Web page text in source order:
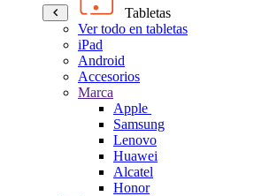
Tabletas
Ver todo en tabletas
iPad
Android
Accesorios
Marca
Apple
Samsung
Lenovo
Huawei
Alcatel
Honor